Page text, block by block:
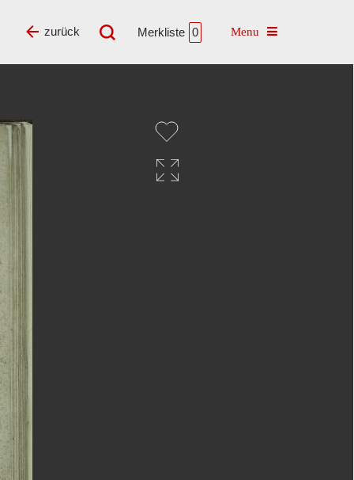
Merkliste 0 Toggle navigation
zurück